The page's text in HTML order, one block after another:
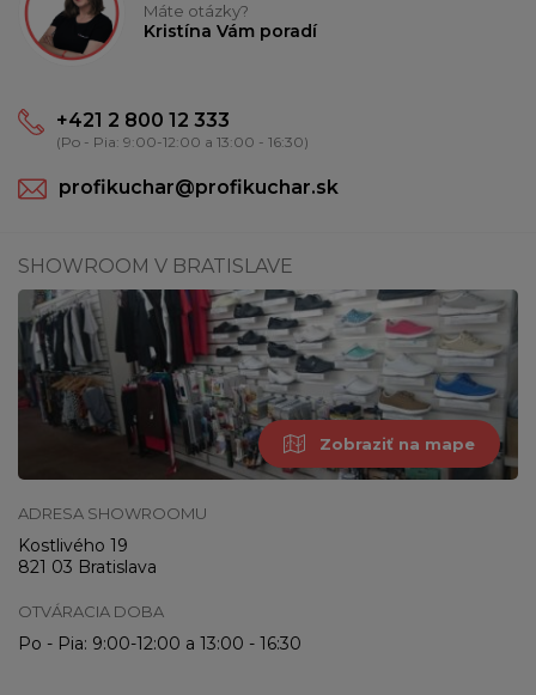
Máte otázky?
Kristína Vám poradí
+421 2 800 12 333
(Po - Pia: 9:00-12:00 a 13:00 - 16:30)
profikuchar@profikuchar.sk
SHOWROOM V BRATISLAVE
Zobraziť na mape
ADRESA SHOWROOMU
Kostlivého 19
821 03 Bratislava
OTVÁRACIA DOBA
Po - Pia: 9:00-12:00 a 13:00 - 16:30